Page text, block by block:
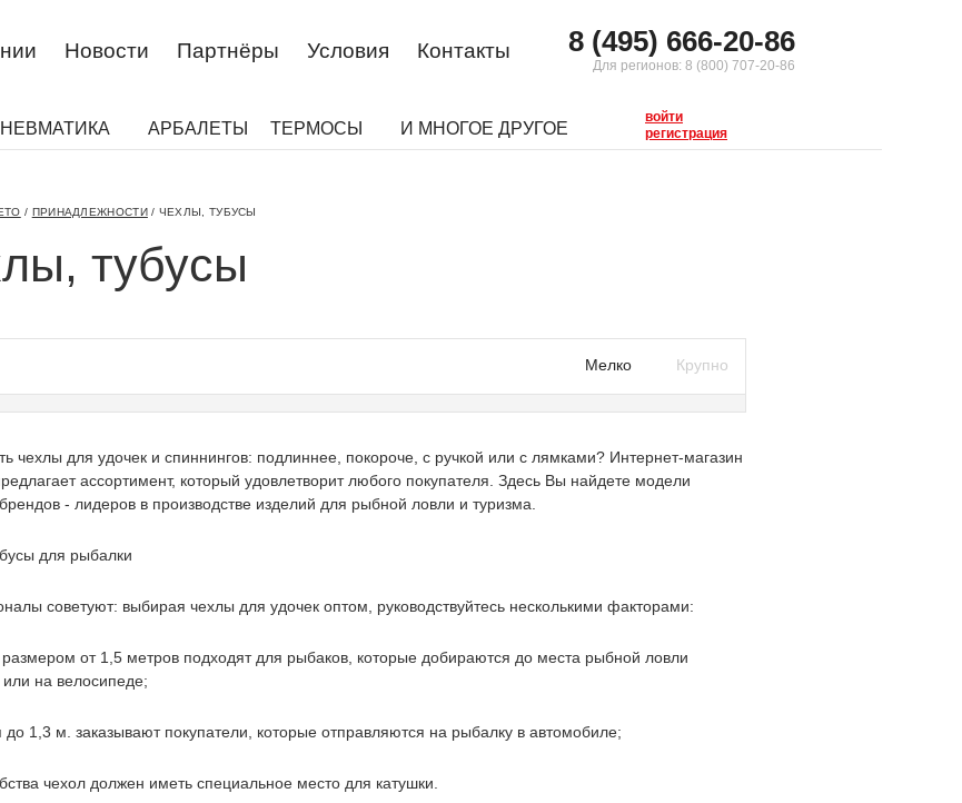
8 (495) 666-20-86
Для регионов: 8 (800) 707-20-86
Новости Партнёры Условия Контакты
АРБАЛЕТЫ ТЕРМОСЫ И МНОГОЕ ДРУГОЕ
войти
регистрация
/ ПРИНАДЛЕЖНОСТИ / ЧЕХЛЫ, ТУБУСЫ
тубусы
Мелко Крупно
чехлы для удочек и спиннингов: подлиннее, покороче, с ручкой или с лямками? Интернет-магазин
ассортимент, который удовлетворит любого покупателя. Здесь Вы найдете модели
- лидеров в производстве изделий для рыбной ловли и туризма.
для рыбалки
советуют: выбирая чехлы для удочек оптом, руководствуйтесь несколькими факторами:
от 1,5 метров подходят для рыбаков, которые добираются до места рыбной ловли
на велосипеде;
до 1,3 м. заказывают покупатели, которые отправляются на рыбалку в автомобиле;
чехол должен иметь специальное место для катушки.